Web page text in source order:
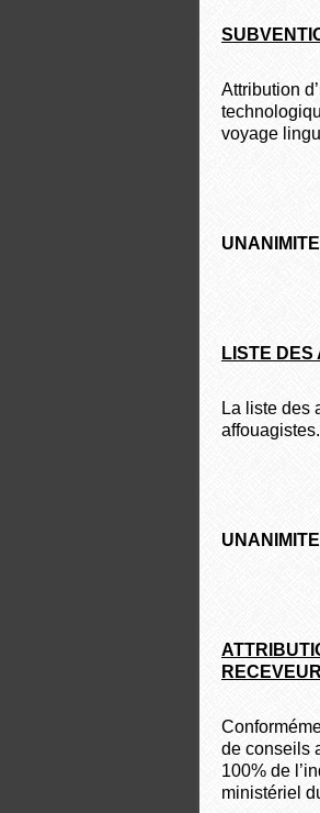
Attribution
voyage
UNANIMITE
LISTE DES
La liste des
affouagistes.
UNANIMITE
de conseils
100% de
ministériel